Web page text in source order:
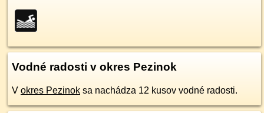
Vodné radosti v okres Pezinok
V okres Pezinok sa nachádza 12 kusov vodné radosti.